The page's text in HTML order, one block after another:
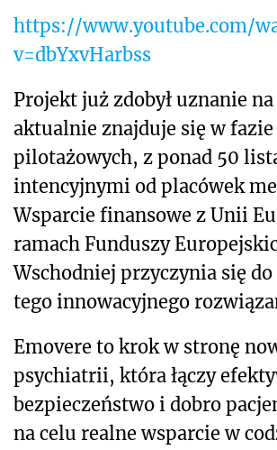
https://www.youtube.com/
v=dbYxvHarbss
Projekt już zdobył uznanie
aktualnie znajduje się w
pilotażowych, z ponad 50
intencyjnymi od placówek
Wsparcie finansowe z Unii
ramach Funduszy
Wschodniej przyczynia się
tego innowacyjnego
Emovere to krok w stronę
psychiatrii, która łączy
bezpieczeństwo i dobro
na celu realne wsparcie w